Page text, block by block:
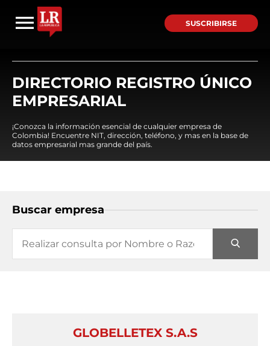
SUSCRIBIRSE
DIRECTORIO REGISTRO ÚNICO
EMPRESARIAL
¡Conozca la información esencial de cualquier empresa de
Colombia! Encuentre NIT, dirección, teléfono, y mas en la base de
datos empresarial mas grande del país.
Buscar empresa
GLOBELLETEX S.A.S